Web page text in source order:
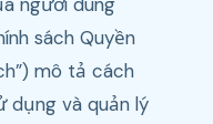
sách Quyền
mô tả cách
dụng và quản lý